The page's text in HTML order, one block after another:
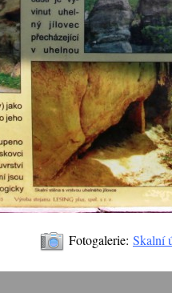
Fotogalerie: Skalní